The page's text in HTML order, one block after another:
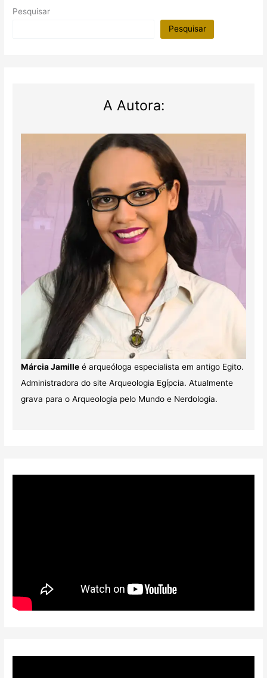
Pesquisar
Pesquisar
A Autora:
Márcia Jamilleé arqueóloga especialista em antigo Egito.
Administradora do site Arqueologia Egípcia. Atualmente
grava para o Arqueologia pelo Mundo e Nerdologia.